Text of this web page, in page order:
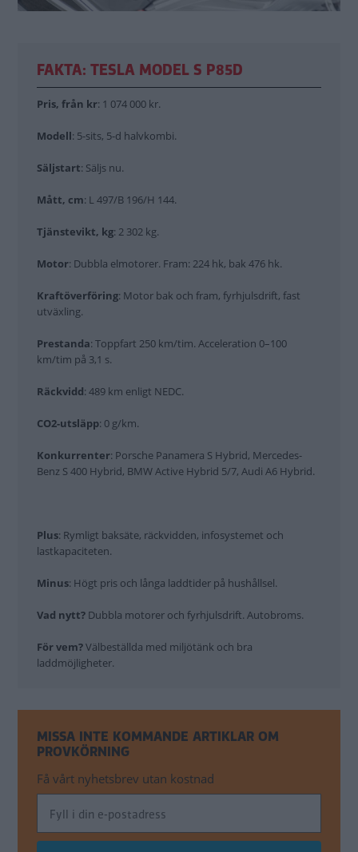
FAKTA: TESLA MODEL S P85D
Pris, från kr: 1 074 000 kr.
Modell: 5-sits, 5-d halvkombi.
Säljstart: Säljs nu.
Mått, cm: L 497/B 196/H 144.
Tjänstevikt, kg: 2 302 kg.
Motor: Dubbla elmotorer. Fram: 224 hk, bak 476 hk.
Kraftöverföring: Motor bak och fram, fyrhjulsdrift, fast
utväxling.
Prestanda: Toppfart 250 km/tim. Acceleration 0–100
km/tim på 3,1 s.
Räckvidd: 489 km enligt NEDC.
CO2-utsläpp: 0 g/km.
Konkurrenter: Porsche Panamera S Hybrid, Mercedes-
Benz S 400 Hybrid, BMW Active Hybrid 5/7, Audi A6 Hybrid.
Plus: Rymligt baksäte, räckvidden, infosystemet och
lastkapaciteten.
Minus: Högt pris och långa laddtider på hushållsel.
Vad nytt? Dubbla motorer och fyrhjulsdrift. Autobroms.
För vem?Välbeställda med miljötänk och bra
laddmöjligheter.
MISSA INTE KOMMANDE ARTIKLAR OM
PROVKÖRNING
Få vårt nyhetsbrev utan kostnad